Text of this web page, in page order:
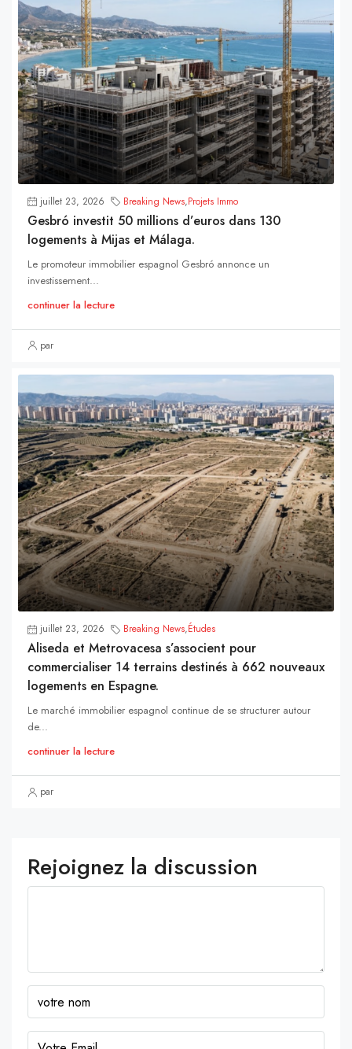
juillet 23, 2026 Breaking News,Projets Immo
Gesbró investit 50 millions d’euros dans 130
logements à Mijas et Málaga.
Le promoteur immobilier espagnol Gesbró annonce un
investissement...
continuer la lecture
par
juillet 23, 2026 Breaking News,Études
Aliseda et Metrovacesa s’associent pour
commercialiser 14 terrains destinés à 662 nouveaux
logements en Espagne.
Le marché immobilier espagnol continue de se structurer autour
de...
continuer la lecture
par
Rejoignez la discussion